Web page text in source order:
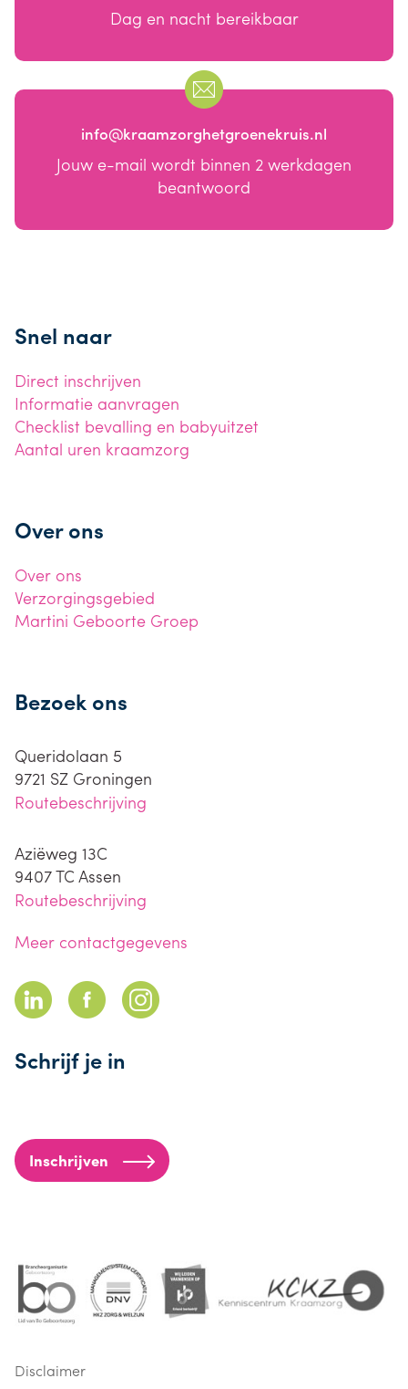
Dag en nacht bereikbaar
info@kraamzorghetgroenekruis.nl
Jouw e-mail wordt binnen 2 werkdagen
beantwoord
Snel naar
Direct inschrijven
Informatie aanvragen
Checklist bevalling en babyuitzet
Aantal uren kraamzorg
Over ons
Over ons
Verzorgingsgebied
Martini Geboorte Groep
Bezoek ons
Queridolaan 5
9721 SZ Groningen
Routebeschrijving
Aziëweg 13C
9407 TC Assen
Routebeschrijving
Meer contactgegevens
Schrijf je in
Inschrijven
Disclaimer